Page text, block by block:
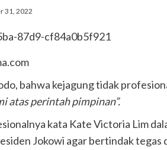
31, 2022
bahwa kejagung tidak
atas perintah pimpinan”.
kata Kate Victoria Lim
Jokowi agar bertindak